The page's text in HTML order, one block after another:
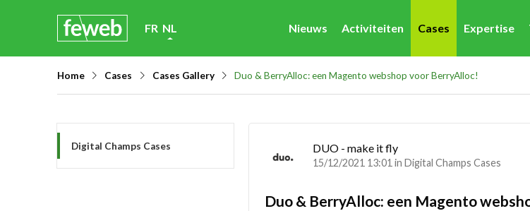
FR NL Nieuws Activiteiten Cases Expertise
Home Cases Cases Gallery Duo & BerryAlloc: een Magento webshop voor BerryAlloc!
Digital Champs Cases DUO - make it fly
15/12/2021 13:01 in Digital Champs Cases
Duo & BerryAlloc: een Magento